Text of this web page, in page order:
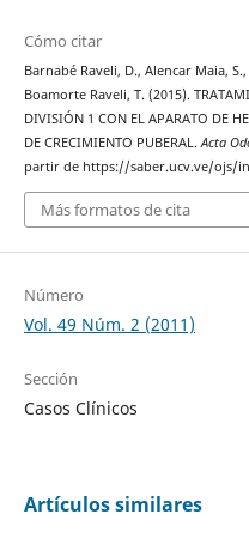
Cómo citar
Barnabé Raveli, D., Alencar Maia,
Boamorte Raveli, T. (2015).
DIVISIÓN 1 CON EL APARATO DE
DE CRECIMIENTO PUBERAL.Acta
partir de https://saber.ucv.ve/ojs/
Más formatos de cita
Número
Vol. 49 Núm. 2 (2011)
Sección
Casos Clínicos
Artículos similares